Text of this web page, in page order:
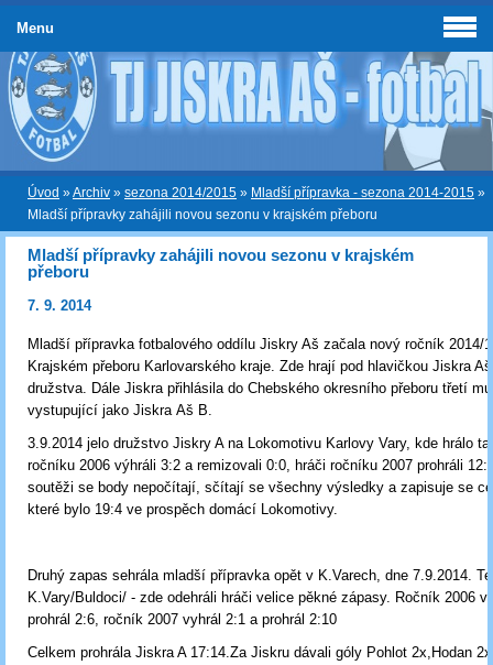
Úvod »Archiv » sezona 2014/2015 » Mladší přípravka - sezona 2014-2015 »
Mladší přípravky zahájili novou sezonu v krajském přeboru
Mladší přípravky zahájili novou sezonu v krajském
přeboru
7. 9. 2014
Mladší přípravka fotbalového oddílu Jiskry Aš začala nový ročník 2014/
Krajském přeboru Karlovarského kraje. Zde hrají pod hlavičkou Jiskra
družstva. Dále Jiskra přihlásila do Chebského okresního přeboru třetí
vystupující jako Jiskra Aš B.
3.9.2014 jelo družstvo Jiskry A na Lokomotivu Karlovy Vary, kde hrálo
ročníku 2006 výhráli 3:2 a remizovali 0:0, hráči ročníku 2007 prohráli
soutěži se body nepočítají, sčítají se všechny výsledky a zapisuje se
které bylo 19:4 ve prospěch domácí Lokomotivy.
Druhý zapas sehrála mladší přípravka opět v K.Varech, dne 7.9.2014.
K.Vary/Buldoci/ - zde odehráli hráči velice pěkné zápasy. Ročník 2006
prohrál 2:6, ročník 2007 vyhrál 2:1 a prohrál 2:10
Celkem prohrála Jiskra A 17:14.Za Jiskru dávali góly Pohlot 2x,Hodan
Menu